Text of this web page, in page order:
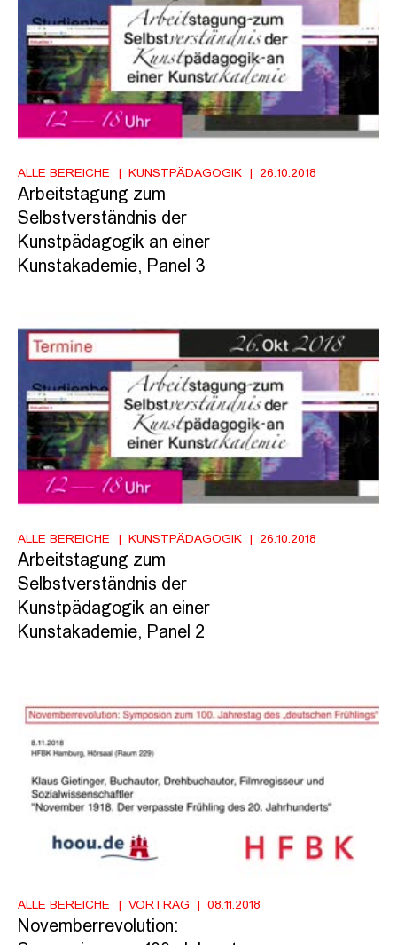
ALLE BEREICHE KUNSTPÄDAGOGIK 26.10.2018
Arbeitstagung zum
Selbstverständnis der
Kunstpädagogik an einer
Kunstakademie, Panel 3
ALLE BEREICHE KUNSTPÄDAGOGIK 26.10.2018
Arbeitstagung zum
Selbstverständnis der
Kunstpädagogik an einer
Kunstakademie, Panel 2
ALLE BEREICHE VORTRAG 08.11.2018
Novemberrevolution: